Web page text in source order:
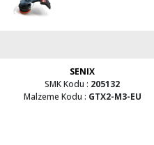
SENIX
SMK Kodu : 205132
Malzeme Kodu : GTX2-M3-EU